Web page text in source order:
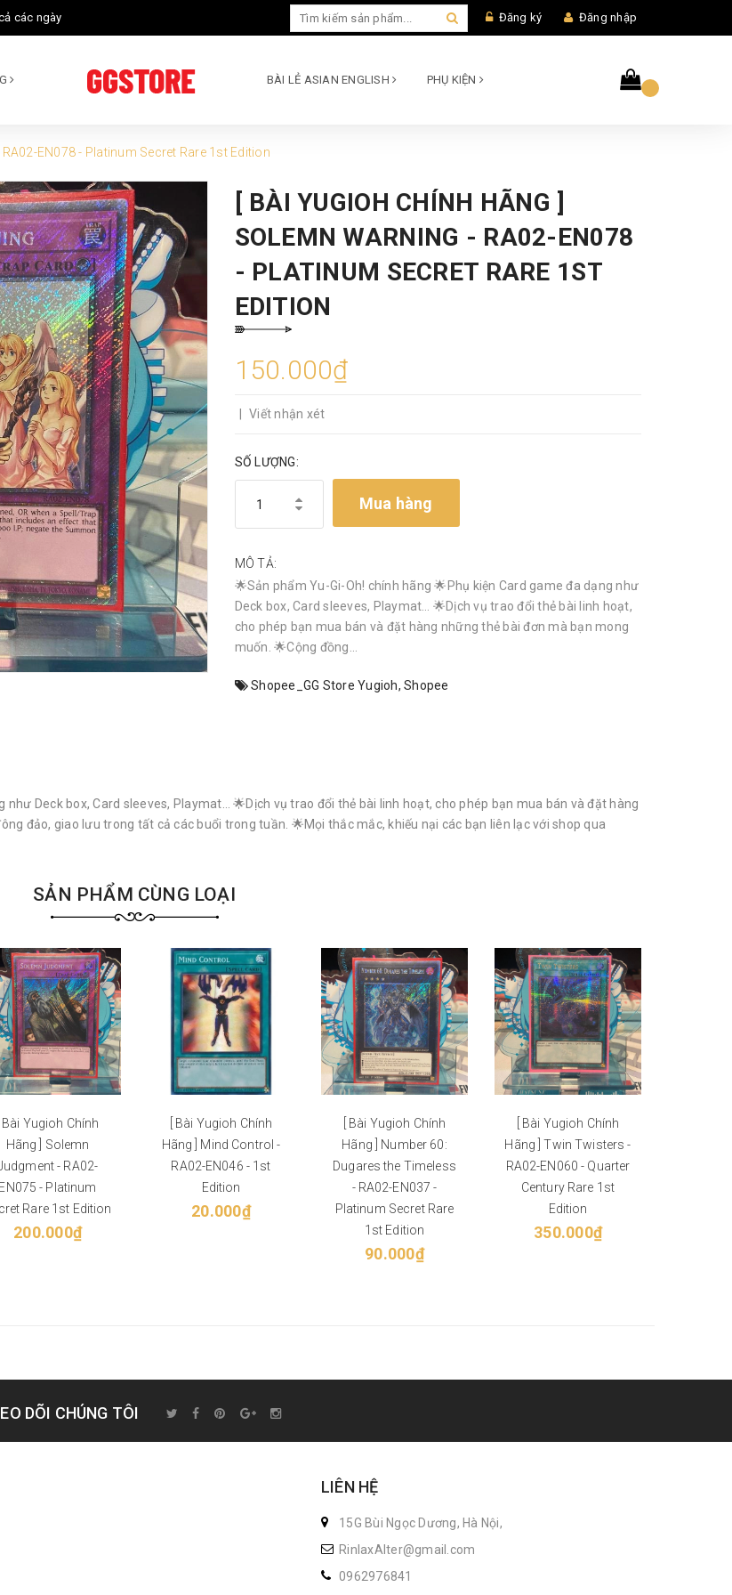
các ngày Đăng ký Đăng nhập
BÀI LẺ ASIAN ENGLISH PHỤ KIỆN
EN078 - Platinum Secret Rare 1st Edition
[ BÀI YUGIOH CHÍNH HÃNG ]
SOLEMN WARNING - RA02-EN078
- PLATINUM SECRET RARE 1ST
EDITION
150.000₫
Viết nhận xét
SỐ LƯỢNG:
Mua hàng
MÔ TẢ:
🌟Sản phẩm Yu-Gi-Oh! chính hãng 🌟Phụ kiện Card game đa dạng như
Deck box, Card sleeves, Playmat… 🌟Dịch vụ trao đổi thẻ bài linh hoạt,
cho phép bạn mua bán và đặt hàng những thẻ bài đơn mà bạn mong
muốn. 🌟Cộng đồng...
Shopee_GG Store Yugioh, Shopee
Deck box, Card sleeves, Playmat… 🌟Dịch vụ trao đổi thẻ bài linh hoạt, cho phép bạn mua bán và đặt hàng
đảo, giao lưu trong tất cả các buổi trong tuần. 🌟Mọi thắc mắc, khiếu nại các bạn liên lạc với shop qua
SẢN PHẨM CÙNG LOẠI
[ Bài Yugioh Chính
Hãng ] Solemn
- RA02-
EN075 - Platinum
Rare 1st Edition
200.000₫
[ Bài Yugioh Chính
Hãng ] Mind Control -
RA02-EN046 - 1st
Edition
20.000₫
[ Bài Yugioh Chính
Hãng ] Number 60:
Dugares the Timeless
- RA02-EN037 -
Platinum Secret Rare
1st Edition
90.000₫
[ Bài Yugioh Chính
Hãng ] Twin Twisters -
RA02-EN060 - Quarter
Century Rare 1st
Edition
350.000₫
DÕI CHÚNG TÔI
LIÊN HỆ
15G Bùi Ngọc Dương, Hà Nội,
RinlaxAlter@gmail.com
0962976841